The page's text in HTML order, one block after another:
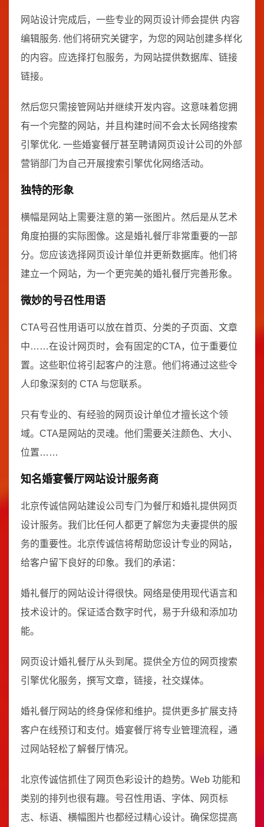
网站设计完成后，一些专业的网页设计师会提供 内容
编辑服务. 他们将研究关键字，为您的网站创建多样化
的内容。应选择打包服务，为网站提供数据库、链接
链接。
然后您只需接管网站并继续开发内容。这意味着您拥
有一个完整的网站，并且构建时间不会太长网络搜索
引擎优化. 一些婚宴餐厅甚至聘请网页设计公司的外部
营销部门为自己开展搜索引擎优化网络活动。
独特的形象
横幅是网站上需要注意的第一张图片。然后是从艺术
角度拍摄的实际图像。这是婚礼餐厅非常重要的一部
分。您应该选择网页设计单位并更新数据库。他们将
建立一个网站，为一个更完美的婚礼餐厅完善形象。
微妙的号召性用语
CTA号召性用语可以放在首页、分类的子页面、文章
中……在设计网页时，会有固定的CTA，位于重要位
置。这些职位将引起客户的注意。他们将通过这些令
人印象深刻的 CTA 与您联系。
只有专业的、有经验的网页设计单位才擅长这个领
域。CTA是网站的灵魂。他们需要关注颜色、大小、
位置……
知名婚宴餐厅网站设计服务商
北京传诚信网站建设公司专门为餐厅和婚礼提供网页
设计服务。我们比任何人都更了解您为夫妻提供的服
务的重要性。北京传诚信将帮助您设计专业的网站，
给客户留下良好的印象。我们的承诺：
婚礼餐厅的网站设计得很快。网络是使用现代语言和
技术设计的。保证适合数字时代，易于升级和添加功
能。
网页设计婚礼餐厅从头到尾。提供全方位的网页搜索
引擎优化服务，撰写文章，链接，社交媒体。
婚礼餐厅网站的终身保修和维护。提供更多扩展支持
客户在线预订和支付。婚宴餐厅将专业管理流程，通
过网站轻松了解餐厅情况。
北京传诚信抓住了网页色彩设计的趋势。Web 功能和
类别的排列也很有趣。号召性用语、字体、网页标
志、标语、横幅图片也都经过精心设计。确保您提高